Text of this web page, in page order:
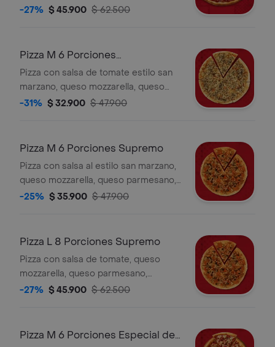
mozzarella, queso parmesano y dos
-27% $ 45.900 $ 62.500
Pizza M 6 Porciones
Champinones
Pizza con salsa de tomate estilo san
marzano, queso mozzarella, queso
parmesano y champiñones.
-31% $ 32.900 $ 47.900
Pizza M 6 Porciones Supremo
Pizza con salsa al estilo san marzano,
queso mozzarella, queso parmesano,
oregano, pepperoni, champiñones,
negras.
-25% $ 35.900 $ 47.900
Pizza L 8 Porciones Supremo
Pizza con salsa de tomate, queso
mozzarella, queso parmesano,
pepperoni, salchicha italiana,
-27% $ 45.900 $ 62.500
Pizza M 6 Porciones Especial de